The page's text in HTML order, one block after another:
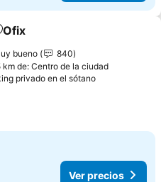
a favoritos
Ofix
bueno
840
km de: Centro de la ciudad
privado en el sótanoVer precios
Ver precios